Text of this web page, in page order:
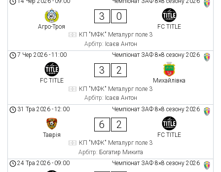
Агро-Троя
3 0
FC TITLE
КП "МФК" Металург поле 3
Арбітр: Ісаєв Антон
Чемпіонат ЗАФ 8×8 сезону 2026
7 Чер 2026 -11:00
FC TITLE
3 2
Михайлівка
КП "МФК" Металург поле 3
Арбітр: Ісаєв Антон
Чемпіонат ЗАФ 8×8 сезону 2026
31 Тра 2026 -12:00
Таврія
6 2
FC TITLE
КП "МФК" Металург поле 3
Арбітр: Богатир Микита
Чемпіонат ЗАФ 8×8 сезону 2026
24 Тра 2026 - 09:00